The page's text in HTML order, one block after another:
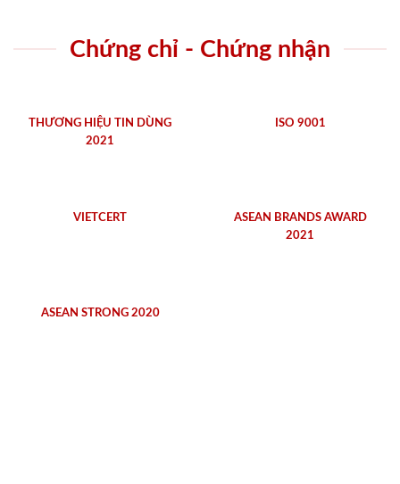
Chứng chỉ - Chứng nhận
THƯƠNG HIỆU TIN DÙNG
2021
ISO 9001
VIETCERT
ASEAN BRANDS AWARD
2021
ASEAN STRONG 2020